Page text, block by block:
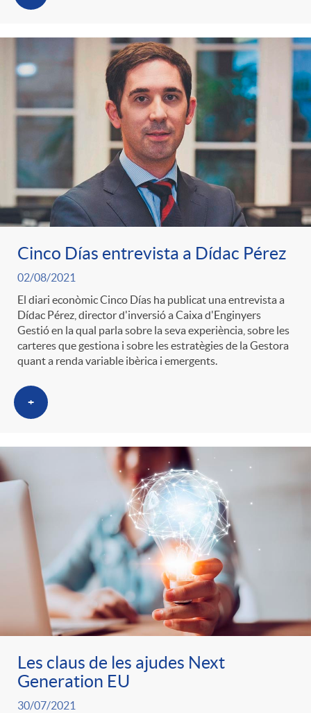
Cinco Días entrevista a Dídac Pérez
02/08/2021
El diari econòmic Cinco Días ha publicat una entrevista a
Dídac Pérez, director d'inversió a Caixa d'Enginyers
Gestió en la qual parla sobre la seva experiència, sobre les
carteres que gestiona i sobre les estratègies de la Gestora
quant a renda variable ibèrica i emergents.
+
Les claus de les ajudes Next
Generation EU
30/07/2021